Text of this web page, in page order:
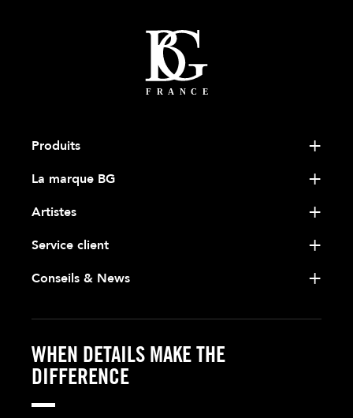
Produits
La marque BG
Artistes
Service client
Conseils & News
WHEN DETAILS MAKE THE
DIFFERENCE